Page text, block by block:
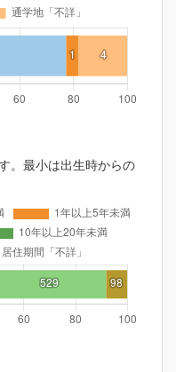
。最小は出生時からの